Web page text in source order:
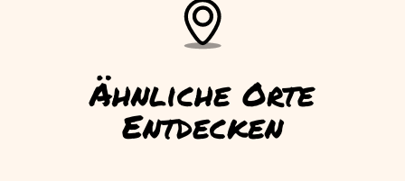
Ähnliche Orte
Entdecken